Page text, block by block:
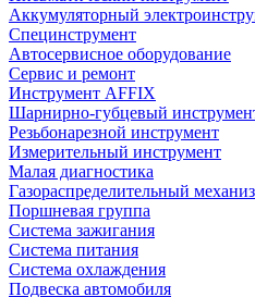
Аккумуляторный
Специнструмент
Автосервисное оборудование
Сервис и ремонт
Инструмент AFFIX
Шарнирно-губцевый
Резьбонарезной инструмент
Измерительный инструмент
Малая диагностика
Газораспределительный
Поршневая группа
Система зажигания
Система питания
Система охлаждения
Подвеска автомобиля